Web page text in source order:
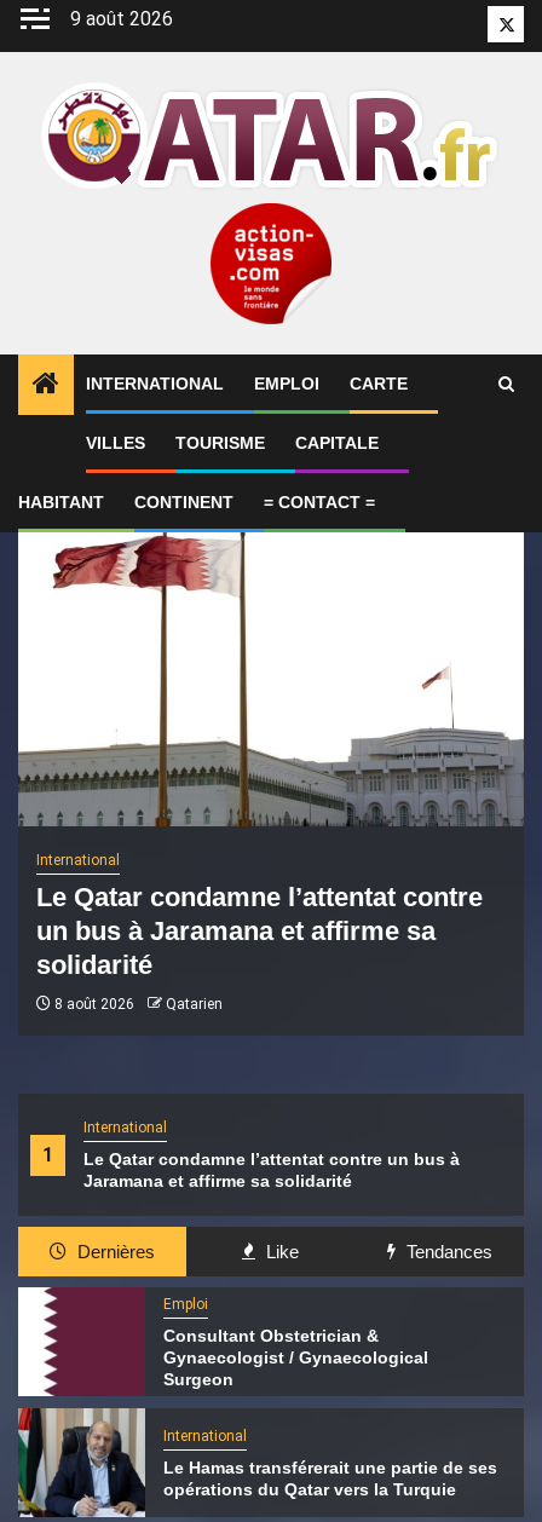
Aller
9 août 2026
INTERNATIONAL EMPLOI CARTE
VILLES TOURISME CAPITALE
HABITANT CONTINENT = CONTACT =
ALERTES INFO 1 Le Qatar condamne l’attentat
1
International
Le Qatar condamne l’attentat contre un bus à
Jaramana et affirme sa solidarité
International
Le Qatar condamne l’attentat contre
un bus à Jaramana et affirme sa
solidarité
8 août 2026 Qatarien
Dernières Like Tendances
Emploi
Consultant Obstetrician &
Gynaecologist / Gynaecological
Surgeon
International
Le Hamas transférerait une partie de ses
opérations du Qatar vers la Turquie